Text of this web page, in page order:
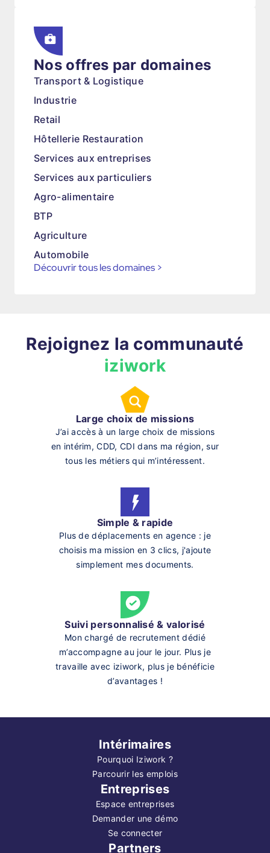
Nos offres par domaines
Transport & Logistique
Industrie
Retail
Hôtellerie Restauration
Services aux entreprises
Services aux particuliers
Agro-alimentaire
BTP
Agriculture
Automobile
Découvrir tous les domaines >
Rejoignez la communauté
iziwork
Large choix de missions
J’ai accès à un large choix de missions
en intérim, CDD, CDI dans ma région, sur
tous les métiers qui m’intéressent.
Simple & rapide
Plus de déplacements en agence : je
choisis ma mission en 3 clics, j'ajoute
simplement mes documents.
Suivi personnalisé & valorisé
Mon chargé de recrutement dédié
m’accompagne au jour le jour. Plus je
travaille avec iziwork, plus je bénéficie
d’avantages !
Intérimaires
Pourquoi Iziwork ?
Parcourir les emplois
Entreprises
Espace entreprises
Demander une démo
Se connecter
Partners